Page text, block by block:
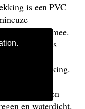
is een PVC
dan 15 jaar mee.
mee en is
dak heeft
dakbedekking.
dan een
een bitumen
en waterdicht.